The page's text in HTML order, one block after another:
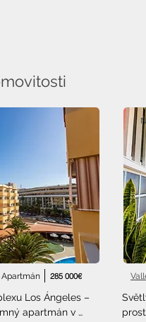
Apartmán 285 000€
Los Ángeles –
apartmán v